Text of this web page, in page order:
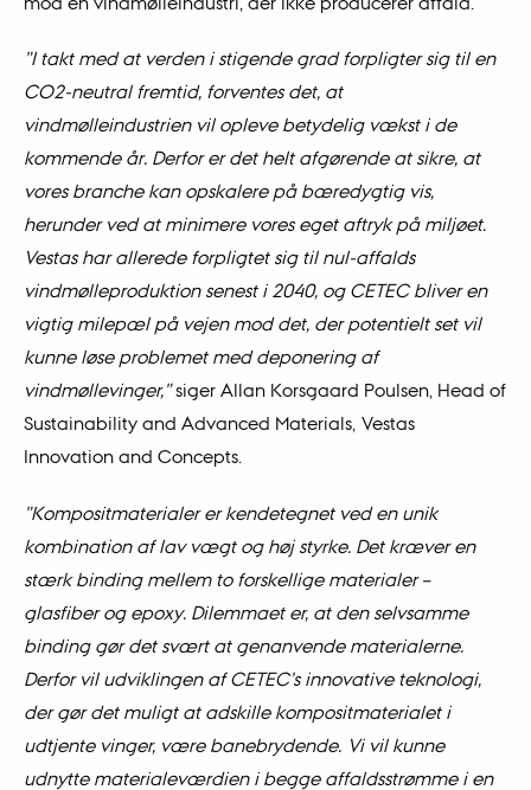
”I takt med at verden i stigende grad forpligter sig til en
CO2-neutral fremtid, forventes det, at
vindmølleindustrien vil opleve betydelig vækst i de
kommende år. Derfor er det helt afgørende at sikre, at
vores branche kan opskalere på bæredygtig vis,
herunder ved at minimere vores eget aftryk på miljøet.
Vestas har allerede forpligtet sig til nul-affalds
vindmølleproduktion senest i 2040, og CETEC bliver en
vigtig milepæl på vejen mod det, der potentielt set vil
kunne løse problemet med deponering af
vindmøllevinger,”siger Allan Korsgaard Poulsen, Head of
Sustainability and Advanced Materials, Vestas
Innovation and Concepts.
”Kompositmaterialer er kendetegnet ved en unik
kombination af lav vægt og høj styrke. Det kræver en
stærk binding mellem to forskellige materialer –
glasfiber og epoxy. Dilemmaet er, at den selvsamme
binding gør det svært at genanvende materialerne.
Derfor vil udviklingen af CETEC’s innovative teknologi,
der gør det muligt at adskille kompositmaterialet i
udtjente vinger, være banebrydende. Vi vil kunne
udnytte materialeværdien i begge affaldsstrømme i en